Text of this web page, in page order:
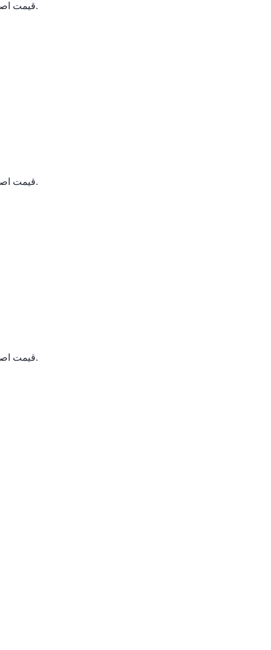
قیمت اصلی: 350,000قیمت فعلی: 309,000 تومان.
قیمت اصلی: 946,000قیمت فعلی: 659,000 تومان.
قیمت اصلی: 462,000قیمت فعلی: 385,000 تومان.